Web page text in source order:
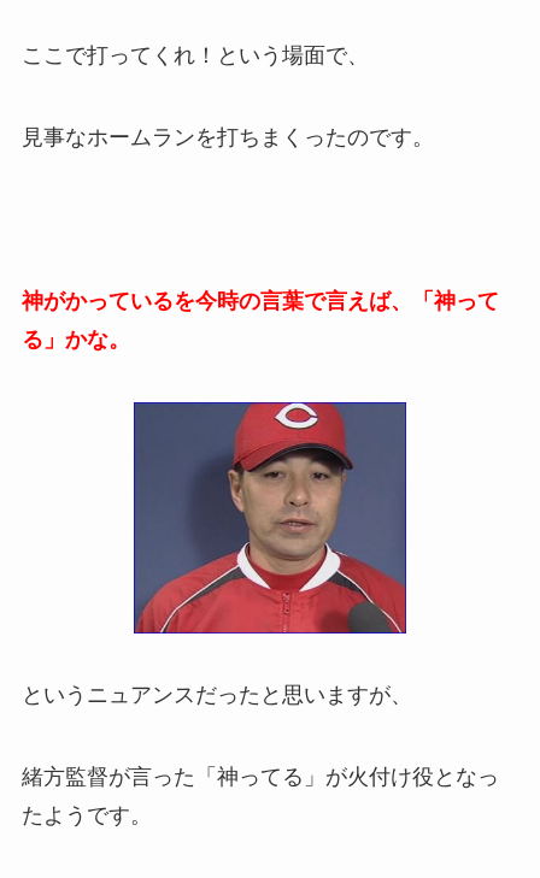
ここで打ってくれ！という場面で、
見事なホームランを打ちまくったのです。
神がかっているを今時の言葉で言えば、「神って
る」かな。
というニュアンスだったと思いますが、
緒方監督が言った「神ってる」が火付け役となっ
たようです。